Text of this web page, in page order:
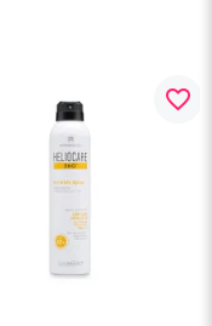
favorite_border